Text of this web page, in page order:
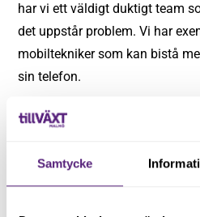
Samtycke
har vi ett väldigt duktigt team
det uppstår problem. Vi har
mobiltekniker som kan bistå
sin telefon.